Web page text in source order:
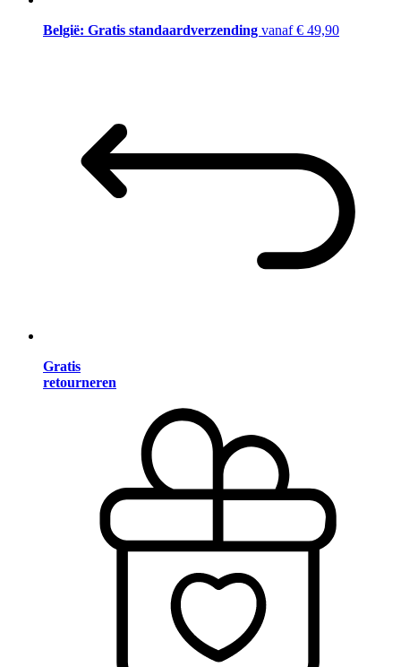
België: Gratis standaardverzending vanaf € 49,90
Gratis
retourneren